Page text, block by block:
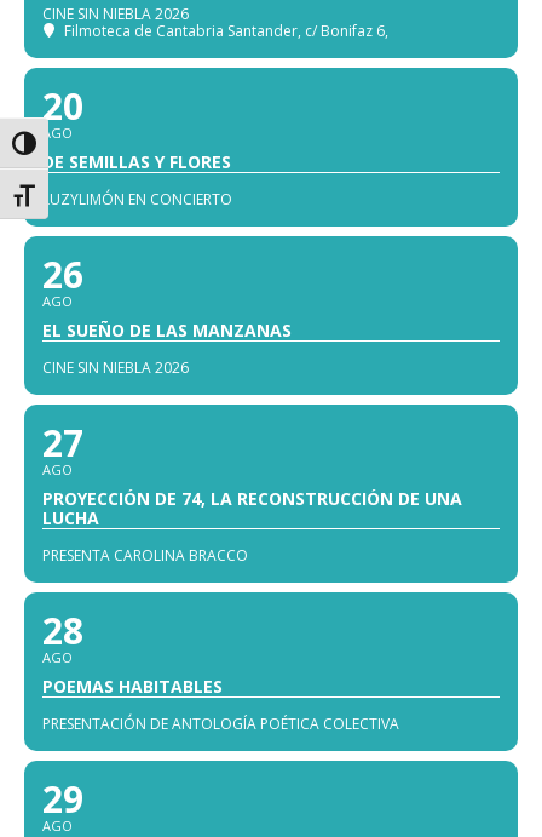
Alternar alto contraste
Alternar tamaño de letra
CINE SIN NIEBLA 2026
Filmoteca de Cantabria Santander, c/ Bonifaz 6,
20
AGO
DE SEMILLAS Y FLORES
LUZYLIMÓN EN CONCIERTO
26
AGO
EL SUEÑO DE LAS MANZANAS
CINE SIN NIEBLA 2026
27
AGO
PROYECCIÓN DE 74, LA RECONSTRUCCIÓN DE UNA
LUCHA
PRESENTA CAROLINA BRACCO
28
AGO
POEMAS HABITABLES
PRESENTACIÓN DE ANTOLOGÍA POÉTICA COLECTIVA
29
AGO